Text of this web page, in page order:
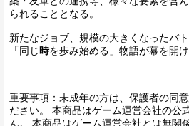
られることとなる。
新たなジョブ、規模の大きくなったバ
「同じ時を歩み始める」物語が幕を開け
重要事項：未成年の方は、保護者の同
ださい。 本商品はゲーム運営会社の公
ん。 本商品はゲーム運営会社とは無関